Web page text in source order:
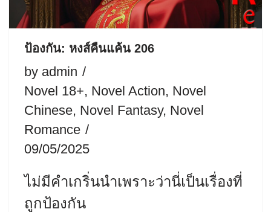
ป้องกัน: หงส์คืนแค้น 206
by admin
Novel 18+, Novel Action, Novel
Chinese, Novel Fantasy, Novel
Romance
09/05/2025
ไม่มีคำเกริ่นนำเพราะว่านี่เป็นเรื่องที่
ถูกป้องกัน